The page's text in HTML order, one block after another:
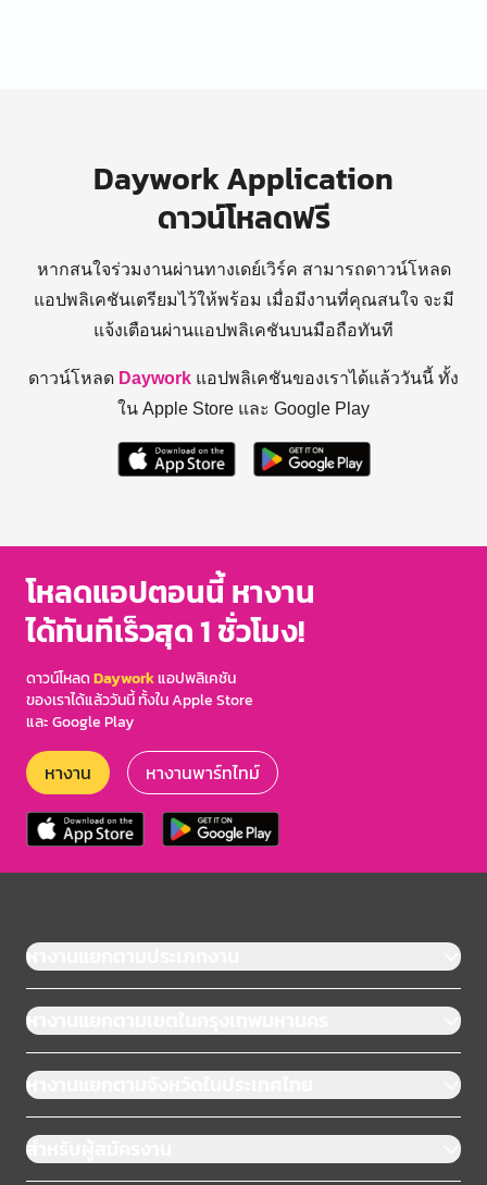
Daywork Application
ดาวน์โหลดฟรี
หากสนใจร่วมงานผ่านทางเดย์เวิร์ค สามารถดาวน์โหลด
แอปพลิเคชันเตรียมไว้ให้พร้อม เมื่อมีงานที่คุณสนใจ จะมี
แจ้งเตือนผ่านแอปพลิเคชันบนมือถือทันที
ดาวน์โหลด Daywork แอปพลิเคชันของเราได้แล้ววันนี้ ทั้ง
ใน Apple Store และ Google Play
โหลดแอปตอนนี้ หางาน
ได้ทันทีเร็วสุด 1 ชั่วโมง!
ดาวน์โหลดDayworkแอปพลิเคชัน
ของเราได้แล้ววันนี้ ทั้งใน Apple Store
และ Google Play
หางาน หางานพาร์ทไทม์
หางานแยกตามประเภทงาน
หางานแยกตามเขตในกรุงเทพมหานคร
หางานแยกตามจังหวัดในประเทศไทย
สำหรับผู้สมัครงาน